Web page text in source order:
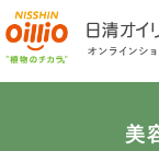
美